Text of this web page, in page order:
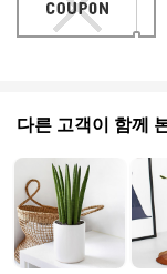
다른 고객이 함께